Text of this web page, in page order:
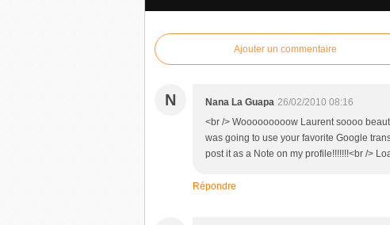
Ajouter un commentaire
N Nana La Guapa 26/02/2010 08:16
<br /> Wooooooooow Laurent soooo
was going to use your favorite Google
post it as a Note on my profile!!!!!!!<br />
Répondre